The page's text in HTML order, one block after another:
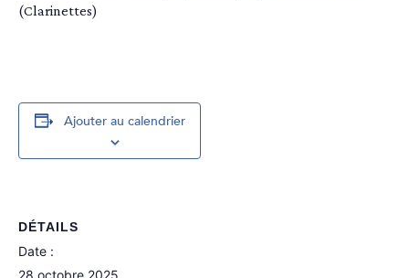
(Clarinettes)
Ajouter au calendrier
DÉTAILS
Date :